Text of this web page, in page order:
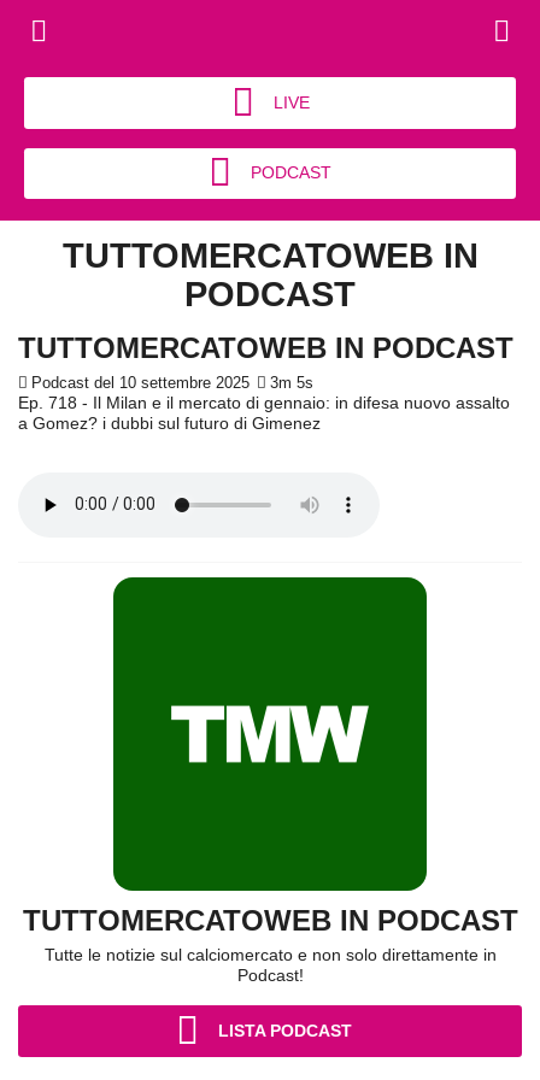
LIVE
PODCAST
TUTTOMERCATOWEB IN
PODCAST
TUTTOMERCATOWEB IN PODCAST
Podcast del 10 settembre 2025 3m 5s
Ep. 718 - Il Milan e il mercato di gennaio: in difesa nuovo assalto
a Gomez? i dubbi sul futuro di Gimenez
TUTTOMERCATOWEB IN PODCAST
Tutte le notizie sul calciomercato e non solo direttamente in
Podcast!
LISTA PODCAST